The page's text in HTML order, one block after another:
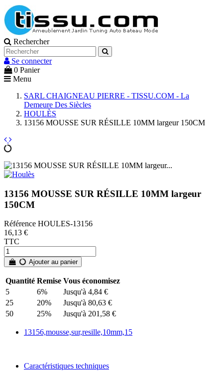
Rechercher
Se connecter
0 Panier
Menu
SARL CHAIGNEAU PIERRE - TISSU.COM - La
Demeure Des Siècles
HOULÈS
13156 MOUSSE SUR RÉSILLE 10MM largeur 150CM
13156 MOUSSE SUR RÉSILLE 10MM largeur
150CM
Référence HOULES-13156
16,13 €
TTC
Ajouter au panier
Quantité Remise Vous économisez
5
6%
Jusqu'à 4,84 €
25
20%
Jusqu'à 80,63 €
50
25% Jusqu'à 201,58 €
13156,mousse,sur,resille,10mm,15
Caractéristiques techniques